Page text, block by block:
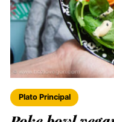
Plato Principal